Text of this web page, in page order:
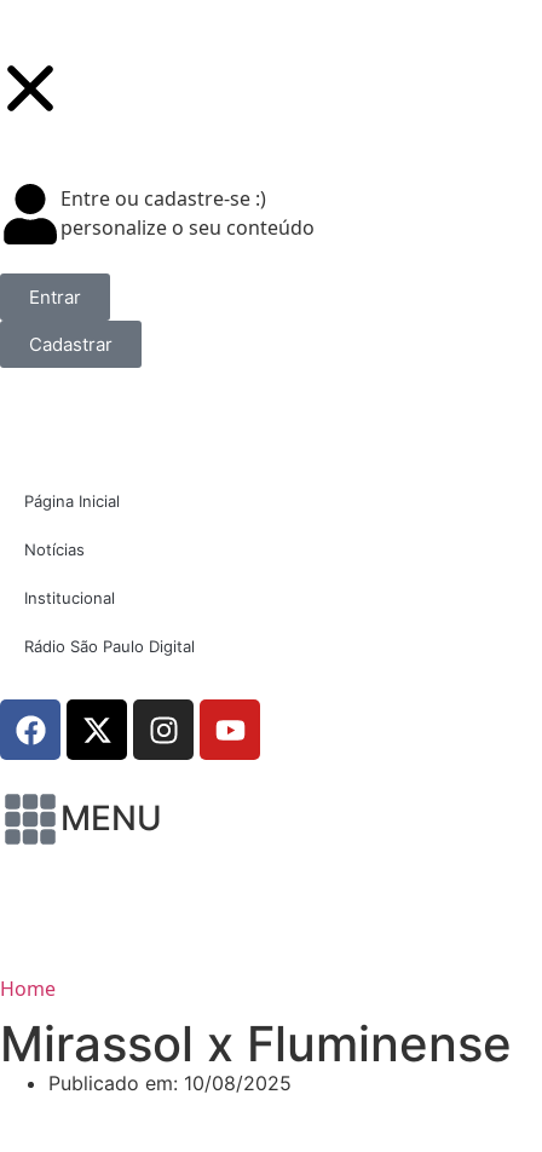
Entre ou cadastre-se :)
personalize o seu conteúdo
Entrar
Cadastrar
Página Inicial
Notícias
Institucional
Rádio São Paulo Digital
MENU
Home
Mirassol x Fluminense
Publicado em: 10/08/2025